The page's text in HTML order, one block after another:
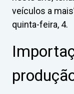
veículos a
quinta-feira, 4.